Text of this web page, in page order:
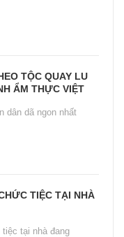
TỘC QUAY LU
ẨM THỰC VIỆT
dân dã ngon nhất
TIỆC TẠI NHÀ
tại nhà đang